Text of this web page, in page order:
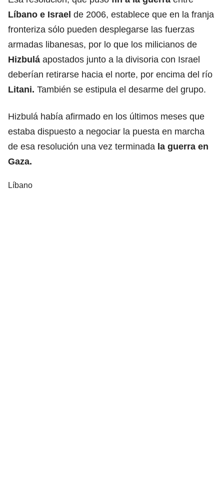
Líbano e Israel de 2006, establece que en la franja
fronteriza sólo pueden desplegarse las fuerzas
armadas libanesas, por lo que los milicianos de
Hizbulá apostados junto a la divisoria con Israel
deberían retirarse hacia el norte, por encima del río
Litani. También se estipula el desarme del grupo.
Hizbulá había afirmado en los últimos meses que
estaba dispuesto a negociar la puesta en marcha
de esa resolución una vez terminada la guerra en
Gaza.
Líbano